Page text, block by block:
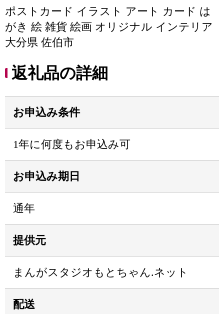
ポストカード イラスト アート カード は
がき 絵 雑貨 絵画 オリジナル インテリア
大分県 佐伯市
返礼品の詳細
お申込み条件
1年に何度もお申込み可
お申込み期日
通年
提供元
まんがスタジオもとちゃん.ネット
配送